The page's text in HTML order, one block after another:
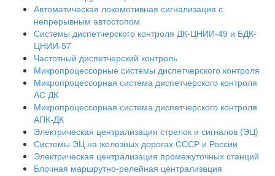
Автоматическая локомотивная сигнализация с
непрерывным автостопом
Системы диспетчерского контроля ДК-ЦНИИ-49 и БДК-
ЦНИИ-57
Частотный диспетчерский контроль
Микропроцессорные системы диспетчерского контроля
Микропроцессорная система диспетчерского контроля
АС ДК
Микропроцессорная система диспетчерского контроля
АПК-ДК
Электрическая централизация стрелок и сигналов (ЭЦ)
Системы ЭЦ на железных дорогах СССР и России
Электрическая централизация промежуточных станций
Блочная маршрутно-релейная централизация